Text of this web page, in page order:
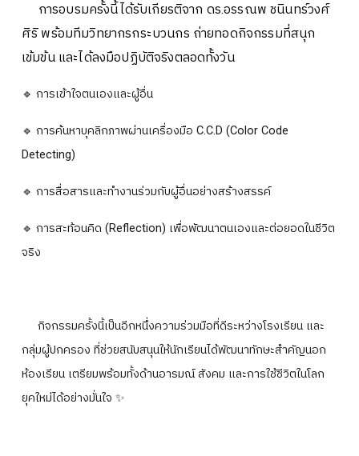
การอบรมครั้งนี้ได้รับเกียรติจาก ดร.อรรณพ ชนินทร์วงศ์
ศิริ พร้อมทีมวิทยากรกระบวนกร ถ่ายทอดกิจกรรมที่สนุก
เข้มข้น และได้ลงมือปฏิบัติจริงตลอดทั้งวัน
🔹 การเข้าใจตนเองและผู้อื่น
🔹 การค้นหาบุคลิกภาพผ่านเครื่องมือ C.C.D (Color Code
Detecting)
🔹 การสื่อสารและทำงานร่วมกับผู้อื่นอย่างสร้างสรรค์
🔹 การสะท้อนคิด (Reflection) เพื่อพัฒนาตนเองและต่อยอดในชีวิต
จริง
กิจกรรมครั้งนี้เป็นอีกหนึ่งความร่วมมือที่ดีระหว่างโรงเรียน และ
กลุ่มผู้ปกครอง ที่ช่วยสนับสนุนให้นักเรียนได้พัฒนาทักษะสำคัญนอก
ห้องเรียน เตรียมพร้อมทั้งด้านอารมณ์ สังคม และการใช้ชีวิตในโลก
ยุคใหม่ได้อย่างมั่นใจ ✨